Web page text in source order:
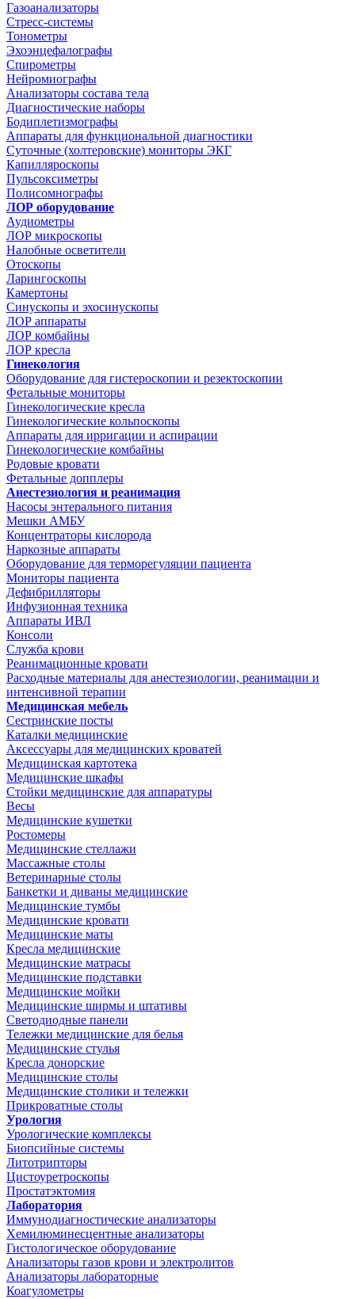
Газоанализаторы
Стресс-системы
Тонометры
Эхоэнцефалографы
Спирометры
Нейромиографы
Анализаторы состава тела
Диагностические наборы
Бодиплетизмографы
Аппараты для функциональной диагностики
Суточные (холтеровские) мониторы ЭКГ
Капилляроскопы
Пульсоксиметры
Полисомнографы
ЛОР оборудование
Аудиометры
ЛОР микроскопы
Налобные осветители
Отоскопы
Ларингоскопы
Камертоны
Синускопы и эхосинускопы
ЛОР аппараты
ЛОР комбайны
ЛОР кресла
Гинекология
Оборудование для гистероскопии и резектоскопии
Фетальные мониторы
Гинекологические кресла
Гинекологические кольпоскопы
Аппараты для ирригации и аспирации
Гинекологические комбайны
Родовые кровати
Фетальные допплеры
Анестезиология и реанимация
Насосы энтерального питания
Мешки АМБУ
Концентраторы кислорода
Наркозные аппараты
Оборудование для терморегуляции пациента
Мониторы пациента
Дефибрилляторы
Инфузионная техника
Аппараты ИВЛ
Консоли
Служба крови
Реанимационные кровати
Расходные материалы для анестезиологии, реанимации и
интенсивной терапии
Медицинская мебель
Сестринские посты
Каталки медицинские
Аксессуары для медицинских кроватей
Медицинская картотека
Медицинские шкафы
Стойки медицинские для аппаратуры
Весы
Медицинские кушетки
Ростомеры
Медицинские стеллажи
Массажные столы
Ветеринарные столы
Банкетки и диваны медицинские
Медицинские тумбы
Медицинские кровати
Медицинские маты
Кресла медицинские
Медицинские матрасы
Медицинские подставки
Медицинские мойки
Медицинские ширмы и штативы
Светодиодные панели
Тележки медицинские для белья
Медицинские стулья
Кресла донорские
Медицинские столы
Медицинские столики и тележки
Прикроватные столы
Урология
Урологические комплексы
Биопсийные системы
Литотрипторы
Цистоуретроскопы
Простатэктомия
Лаборатория
Иммунодиагностические анализаторы
Хемилюминесцентные анализаторы
Гистологическое оборудование
Анализаторы газов крови и электролитов
Анализаторы лабораторные
Коагулометры